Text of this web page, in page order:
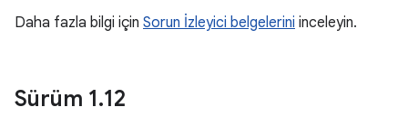
Daha fazla bilgi için Sorun İzleyici belgelerini inceleyin.
Sürüm 1.12